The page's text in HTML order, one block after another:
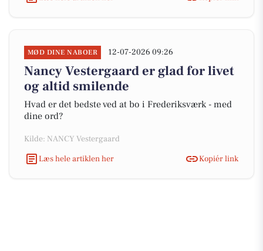
MØD DINE NABOER 12-07-2026 09:26
Nancy Vestergaard er glad for livet
og altid smilende
Hvad er det bedste ved at bo i Frederiksværk - med
dine ord?
Kilde: NANCY Vestergaard
Læs hele artiklen her
Kopiér link